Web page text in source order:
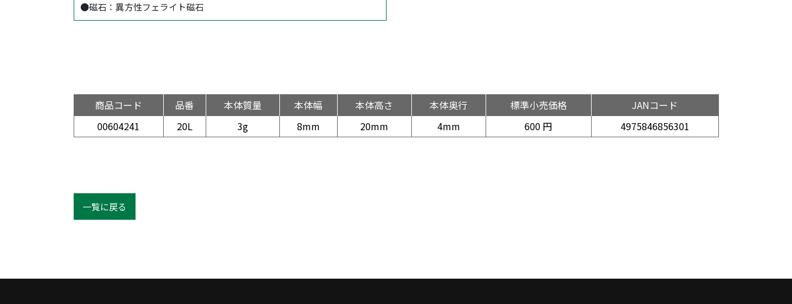
●磁石：異方性フェライト磁石
商品コード 品番 本体質量 本体幅 本体高さ 本体奥行 標準小売価格
JANコード
00604241
20L 3g 8mm 20mm 4mm 600 円 4975846856301
一覧に戻る